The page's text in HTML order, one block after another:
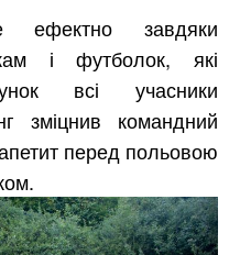
завдяки
і футболок, які
всі учасники
зміцнив командний
перед польовою